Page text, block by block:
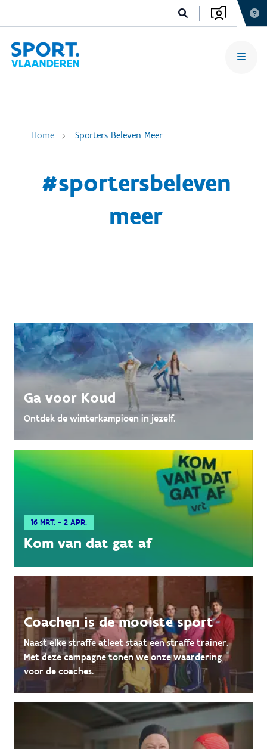
Home Sporters Beleven Meer
#sportersbeleven
meer
Ga voor Koud
Ontdek de winterkampioen in jezelf.
16 MRT. - 2 APR.
Kom van dat gat af
Coachen is de mooiste sport
Naast elke straffe atleet staat een straffe trainer.
Met deze campagne tonen we onze waardering
voor de coaches.